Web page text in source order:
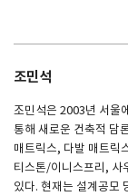
조민석
조민석은 2003년 서울
통해 새로운 건축적 담
매트릭스, 다발 매트릭
티스톤/이니스프리, 사
있다. 현재는 설계공모